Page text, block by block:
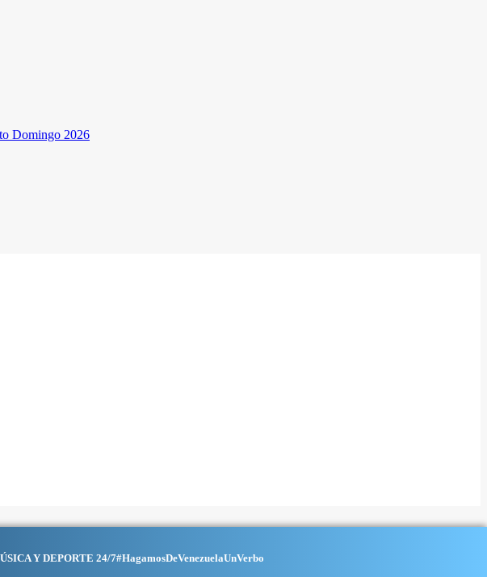
Domingo 2026
Y DEPORTE 24/7#HagamosDeVenezuelaUnVerbo